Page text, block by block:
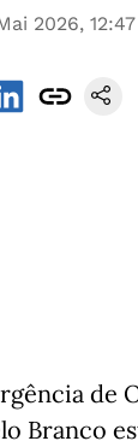
2026, 12:47
de
Branco